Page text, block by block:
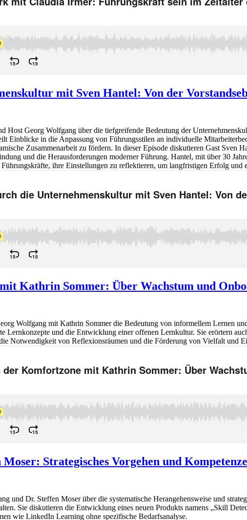
mit Sven Hantel: Von der
Host Georg Wolfgang über die tiefgreifende Bedeutung der
Einblicke in die Anpassung von Führungsstilen an individuelle
Zusammenarbeit zu fördern. In dieser Episode diskutieren Gast Sven
und die Herausforderungen moderner Führung. Hantel, mit über 30
ihre Einstellungen zu reflektieren, um langfristigen Erfolg und
Kathrin Sommer: Über Wachstum und
Wolfgang mit Kathrin Sommer die Bedeutung von informellem Lernen
Lernkonzepte und die Entwicklung einer offenen Lernkultur. Sie erörtern
Notwendigkeit von Reflexionsräumen und die Förderung von Vielfalt und
Strategisches Vorgehen und
und Dr. Steffen Moser über die systematische Herangehensweise und
Sie diskutieren die Entwicklung eines neuen Produkts namens „Skill
wie LinkedIn Learning ohne spezifische Bedarfsanalyse.